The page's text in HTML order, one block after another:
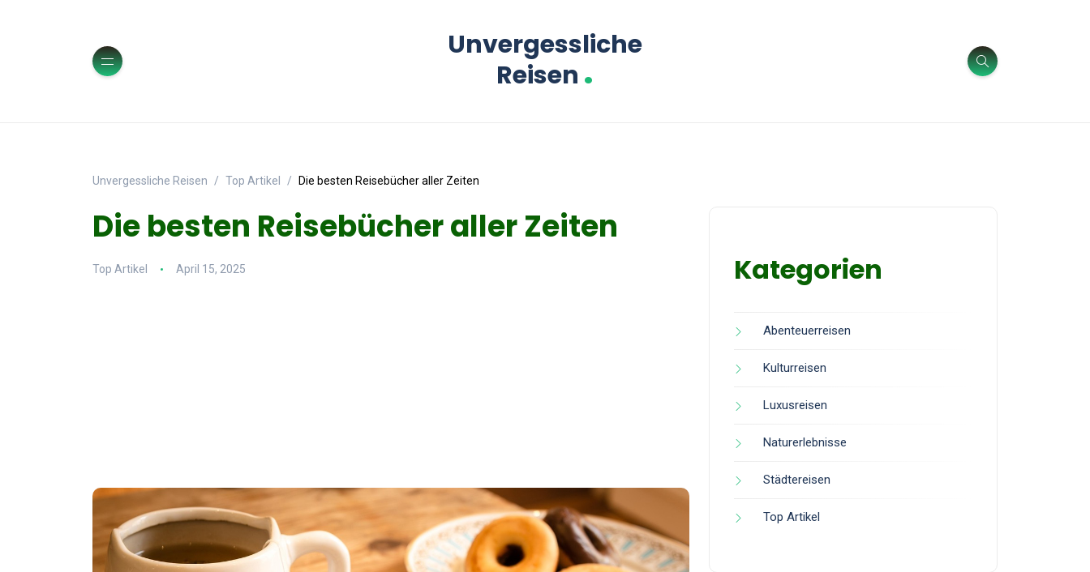
Unvergessliche
Reisen .
Unvergessliche Reisen Top Artikel Die besten Reisebücher aller Zeiten
Die besten Reisebücher aller Zeiten
Top Artikel April 15, 2025 Kategorien
Abenteuerreisen
Kulturreisen
Luxusreisen
Naturerlebnisse
Städtereisen
Top Artikel